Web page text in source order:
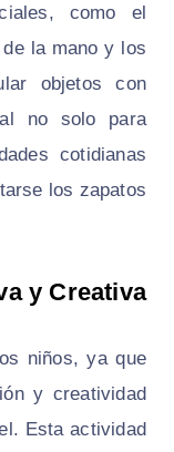
como el
la mano y los
objetos con
no solo para
cotidianas
los zapatos.
y Creativa
niños, ya que
y creatividad
Esta actividad